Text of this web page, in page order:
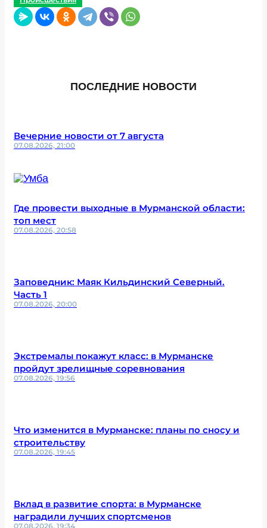
ПОСЛЕДНИЕ НОВОСТИ
Вечерние новости от 7 августа
07.08.2026, 21:00
Где провести выходные в Мурманской области:
топ мест
07.08.2026, 20:58
Заповедник: Маяк Кильдинский Северный.
Часть 1
07.08.2026, 20:00
Экстремалы покажут класс: в Мурманске
пройдут зрелищные соревнования
07.08.2026, 19:56
Что изменится в Мурманске: планы по сносу и
строительству
07.08.2026, 19:45
Вклад в развитие спорта: в Мурманске
наградили лучших спортсменов
07.08.2026, 19:34